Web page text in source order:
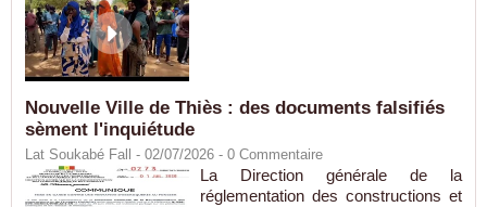
Nouvelle Ville de Thiès : des documents falsifiés
sèment l'inquiétude
Lat Soukabé Fall - 02/07/2026 - 0 Commentaire
La Direction générale de la
réglementation des constructions et